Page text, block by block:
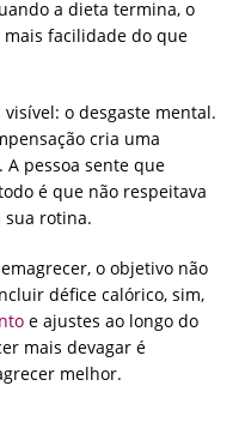
a dieta termina, o
mais facilidade do que
o desgaste mental.
cria uma
A pessoa sente que
é que não respeitava
sua rotina.
o objetivo não
défice calórico, sim,
e ajustes ao longo do
mais devagar é
melhor.